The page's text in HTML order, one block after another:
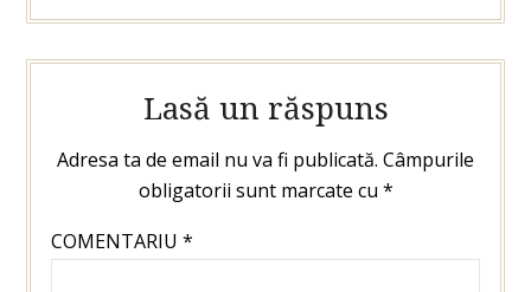
Lasă un răspuns
Adresa ta de email nu va fi publicată. Câmpurile
obligatorii sunt marcate cu *
COMENTARIU *